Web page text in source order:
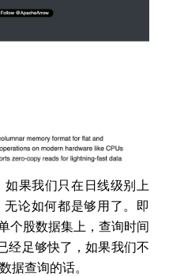
果我们只在日线级别上
论如何都是够用了。即
个股数据集上，查询时间
足够快了，如果我们不
据查询的话。